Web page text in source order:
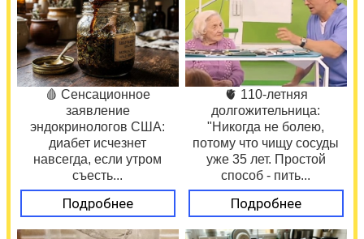
🩸 Сенсационное
заявление
эндокринологов США:
диабет исчезнет
навсегда, если утром
съесть...
Подробнее
🫀 110-летняя
долгожительница:
"Никогда не болею,
потому что чищу сосуды
уже 35 лет. Простой
способ - пить...
Подробнее